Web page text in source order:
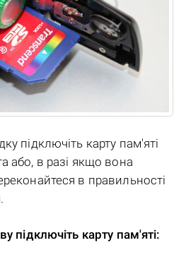
підключіть карту пам'яті
або, в разі якщо вона
в правильності
підключіть карту пам'яті: